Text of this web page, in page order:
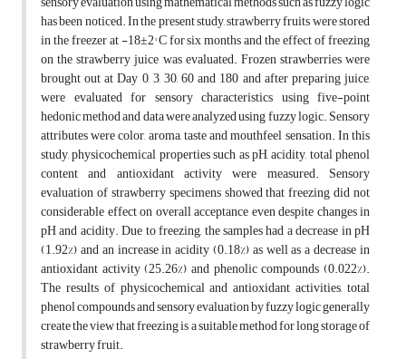
has been noticed. In the present study, strawberry fruits were stored
in the freezer at -18±2° C for six months and the effect of freezing
on the strawberry juice was evaluated. Frozen strawberries were
brought out at Day 0, 3, 30, 60 and 180 and after preparing juice,
were evaluated for sensory characteristics using five-point
hedonic method and data were analyzed using fuzzy logic. Sensory
attributes were color, aroma, taste and mouthfeel sensation. In this
study, physicochemical properties such as pH, acidity, total phenol
content and antioxidant activity were measured. Sensory
evaluation of strawberry specimens showed that freezing did not
considerable effect on overall acceptance even despite changes in
pH and acidity. Due to freezing, the samples had a decrease in pH
(1.92%) and an increase in acidity (0.18%) as well as a decrease in
antioxidant activity (25.26%) and phenolic compounds (0.022%).
The results of physicochemical and antioxidant activities, total
phenol compounds and sensory evaluation by fuzzy logic generally
create the view that freezing is a suitable method for long storage of
strawberry fruit.